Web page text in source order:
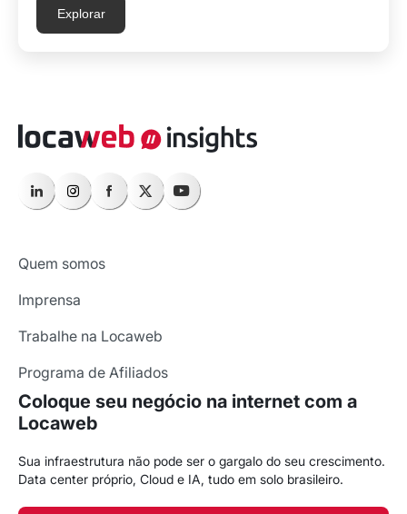
Explorar
Quem somos
Imprensa
Trabalhe na Locaweb
Programa de Afiliados
Coloque seu negócio na internet com a
Locaweb
Sua infraestrutura não pode ser o gargalo do seu crescimento.
Data center próprio, Cloud e IA, tudo em solo brasileiro.